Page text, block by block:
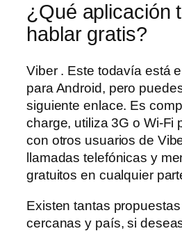
¿Qué aplicación
hablar gratis?
Viber . Este todavía está
para Android, pero
siguiente enlace. Es
charge, utiliza 3G o Wi-Fi
con otros usuarios de
llamadas telefónicas y
gratuitos en cualquier
Existen tantas
cercanas y país, si